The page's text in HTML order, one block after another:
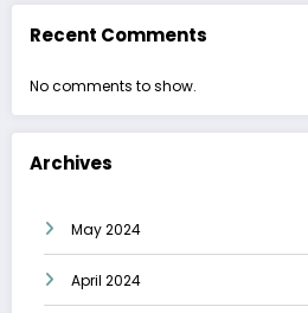
Recent Comments
No comments to show.
Archives
May 2024
April 2024